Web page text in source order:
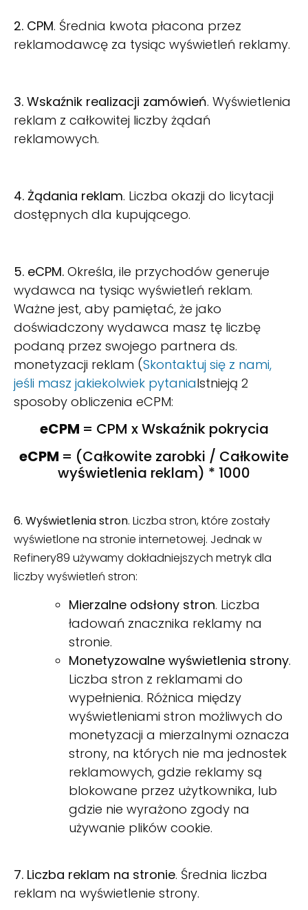
2. CPM. Średnia kwota płacona przez
reklamodawcę za tysiąc wyświetleń reklamy.
3. Wskaźnik realizacji zamówień. Wyświetlenia
reklam z całkowitej liczby żądań
reklamowych.
4. Żądania reklam. Liczba okazji do licytacji
dostępnych dla kupującego.
5. eCPM. Określa, ile przychodów generuje
wydawca na tysiąc wyświetleń reklam.
Ważne jest, aby pamiętać, że jako
doświadczony wydawca masz tę liczbę
podaną przez swojego partnera ds.
monetyzacji reklam (Skontaktuj się z nami,
jeśli masz jakiekolwiek pytaniaIstnieją 2
sposoby obliczenia eCPM:
eCPM = CPM x Wskaźnik pokrycia
eCPM = (Całkowite zarobki / Całkowite
wyświetlenia reklam) * 1000
6. Wyświetlenia stron. Liczba stron, które zostały
wyświetlone na stronie internetowej. Jednak w
Refinery89 używamy dokładniejszych metryk dla
liczby wyświetleń stron:
Mierzalne odsłony stron. Liczba
ładowań znacznika reklamy na
stronie.
Monetyzowalne wyświetlenia strony.
Liczba stron z reklamami do
wypełnienia. Różnica między
wyświetleniami stron możliwych do
monetyzacji a mierzalnymi oznacza
strony, na których nie ma jednostek
reklamowych, gdzie reklamy są
blokowane przez użytkownika, lub
gdzie nie wyrażono zgody na
używanie plików cookie.
7. Liczba reklam na stronie. Średnia liczba
reklam na wyświetlenie strony.